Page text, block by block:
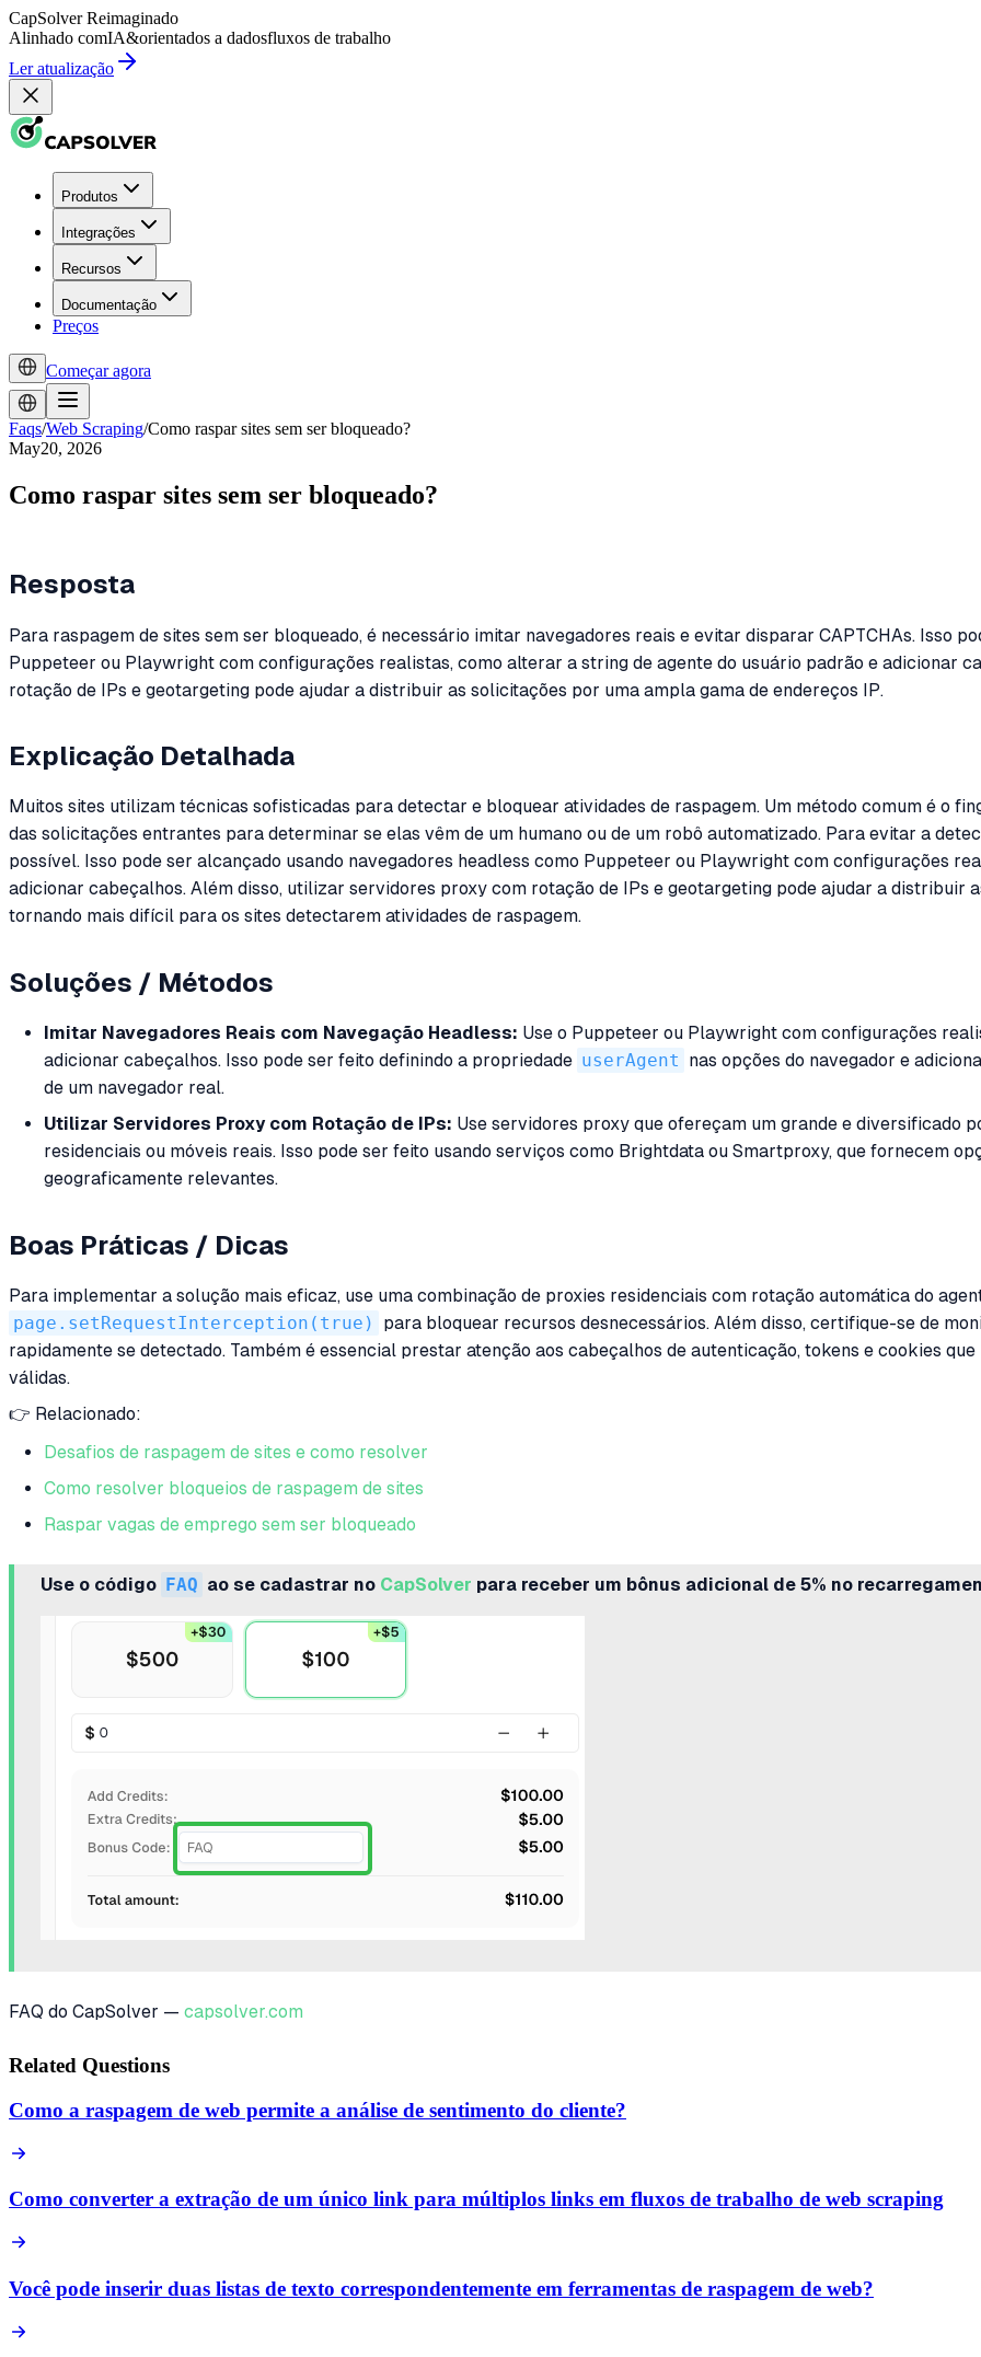
CapSolver Reimaginado
Alinhado comIA&orientados a dadosfluxos de trabalho
Ler atualização
Produtos
Integrações
Recursos
Documentação
Preços
Começar agora
Faqs/Web Scraping/Como raspar sites sem ser bloqueado?
May20, 2026
Como raspar sites sem ser bloqueado?
Resposta
Para raspagem de sites sem ser bloqueado, é necessário imitar navegadores reais e evitar disparar CAPTCHAs. Isso
Puppeteer ou Playwright com configurações realistas, como alterar a string de agente do usuário padrão e adicionar
rotação de IPs e geotargeting pode ajudar a distribuir as solicitações por uma ampla gama de endereços IP.
Explicação Detalhada
Muitos sites utilizam técnicas sofisticadas para detectar e bloquear atividades de raspagem. Um método comum é o
das solicitações entrantes para determinar se elas vêm de um humano ou de um robô automatizado. Para evitar a
possível. Isso pode ser alcançado usando navegadores headless como Puppeteer ou Playwright com configurações
adicionar cabeçalhos. Além disso, utilizar servidores proxy com rotação de IPs e geotargeting pode ajudar a distribuir
tornando mais difícil para os sites detectarem atividades de raspagem.
Soluções / Métodos
Imitar Navegadores Reais com Navegação Headless: Use o Puppeteer ou Playwright com configurações
adicionar cabeçalhos. Isso pode ser feito definindo a propriedade userAgent nas opções do navegador e
de um navegador real.
Utilizar Servidores Proxy com Rotação de IPs: Use servidores proxy que ofereçam um grande e diversificado
residenciais ou móveis reais. Isso pode ser feito usando serviços como Brightdata ou Smartproxy, que fornecem
geograficamente relevantes.
Boas Práticas / Dicas
Para implementar a solução mais eficaz, use uma combinação de proxies residenciais com rotação automática do
page.setRequestInterception(true)
para bloquear recursos desnecessários. Além disso, certifique-se de
rapidamente se detectado. Também é essencial prestar atenção aos cabeçalhos de autenticação, tokens e cookies
válidas.
👉 Relacionado:
Desafios de raspagem de sites e como resolver
Como resolver bloqueios de raspagem de sites
Raspar vagas de emprego sem ser bloqueado
Use o código FAQ ao se cadastrar no CapSolver para receber um bônus adicional de 5% no
FAQ do CapSolver — capsolver.com
Related Questions
Como a raspagem de web permite a análise de sentimento do cliente?
Como converter a extração de um único link para múltiplos links em fluxos de trabalho de web scraping
Você pode inserir duas listas de texto correspondentemente em ferramentas de raspagem de web?